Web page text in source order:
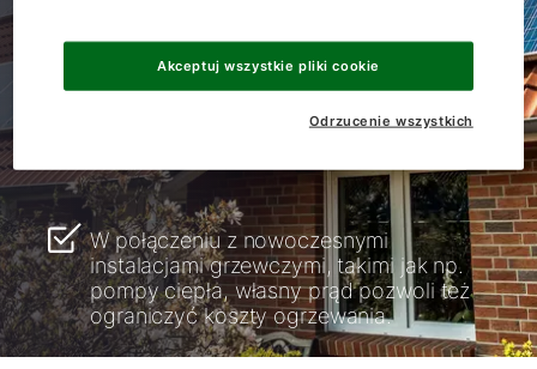
pozwala ograniczyć zależność od
W połączeniu z nowoczesnymi
instalacjami grzewczymi, takimi jak np.
pompy ciepła, własny prąd pozwoli też
ograniczyć koszty ogrzewania.
Odrzucenie wszystkich
Akceptuj wszystkie pliki cookie